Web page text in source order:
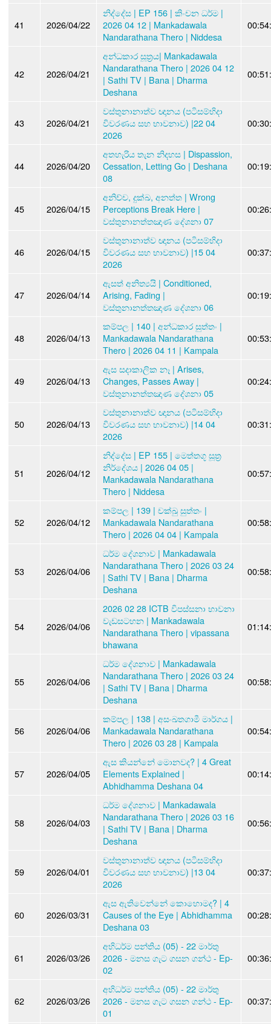
41 2026/04/22
නිද්දේස | EP 156 | කිංචන ධර්ම |
2026 04 12 | Mankadawala
Nandarathana Thero | Niddesa
42 2026/04/21
අන්ධකාර සූත්‍රය| Mankadawala
Nandarathana Thero | 2026 04 12
| Sathi TV | Bana | Dharma
Deshana
43 2026/04/21
වස්තුනානාත්ව ඥානය (පටිසම්භිදා
විවරණය සහ භාවනාව) |22 04
2026
44 2026/04/20
අතහැරිය තැන නිදහස | Dispassion,
Cessation, Letting Go | Deshana
08
45 2026/04/15
අනිච්ච, දුක්ඛ, අනත්ත | Wrong
Perceptions Break Here |
වස්තුනානත්තඤාණ දේශනා 07
46 2026/04/15
වස්තුනානාත්ව ඥානය (පටිසම්භිදා
විවරණය සහ භාවනාව) |15 04
2026
47 2026/04/14
ඇසත් අනිත්‍යයි | Conditioned,
Arising, Fading |
වස්තුනානත්තඤාණ දේශනා 06
48 2026/04/13
කම්පල | 140 | අන්ධකාර සුත්තං |
Mankadawala Nandarathana
Thero | 2026 04 11 | Kampala
49 2026/04/13
ඇස සදාකාලික නෑ | Arises,
Changes, Passes Away |
වස්තුනානත්තඤාණ දේශනා 05
50 2026/04/13
වස්තුනානාත්ව ඥානය (පටිසම්භිදා
විවරණය සහ භාවනාව) |14 04
2026
51 2026/04/12
නිද්දේස | EP 155 | මෙත්තගූ සූත්‍ර
නිර්දේශය | 2026 04 05 |
Mankadawala Nandarathana
Thero | Niddesa
52 2026/04/12
කම්පල | 139 | චක්ඛු සුත්තං |
Mankadawala Nandarathana
Thero | 2026 04 04 | Kampala
53 2026/04/06
ධර්ම දේශනාව | Mankadawala
Nandarathana Thero | 2026 03 24
| Sathi TV | Bana | Dharma
Deshana
54 2026/04/06
2026 02 28 ICTB විපස්සනා භාවනා
වැඩසටහන | Mankadawala
Nandarathana Thero | vipassana
bhawana
55 2026/04/06
ධර්ම දේශනාව | Mankadawala
Nandarathana Thero | 2026 03 24
| Sathi TV | Bana | Dharma
Deshana
56 2026/04/06
කම්පල | 138 | අසංඛතගාමී මාර්ගය |
Mankadawala Nandarathana
Thero | 2026 03 28 | Kampala
57 2026/04/05
ඇස කියන්නේ මොනවද? | 4 Great
Elements Explained |
Abhidhamma Deshana 04
58 2026/04/03
ධර්ම දේශනාව | Mankadawala
Nandarathana Thero | 2026 03 16
| Sathi TV | Bana | Dharma
Deshana
59 2026/04/01
වස්තුනානාත්ව ඥානය (පටිසම්භිදා
විවරණය සහ භාවනාව) |13 04
2026
60 2026/03/31
ඇස ඇතිවෙන්නේ කොහොමද? | 4
Causes of the Eye | Abhidhamma
Deshana 03
61 2026/03/26
අභිධර්ම පන්තිය (05) - 22 මාර්තු
2026 - මනස ගැට ගසන ගන්ථ - Ep-
02
62 2026/03/26
අභිධර්ම පන්තිය (05) - 22 මාර්තු
2026 - මනස ගැට ගසන ගන්ථ - Ep-
01